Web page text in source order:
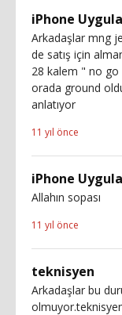
iPhone
Arkadaşlar mng
de satış için
28 kalem " no
orada ground
anlatıyor
11 yıl önce
iPhone
Allahın sopası
11 yıl önce
teknisyen
Arkadaşlar bu